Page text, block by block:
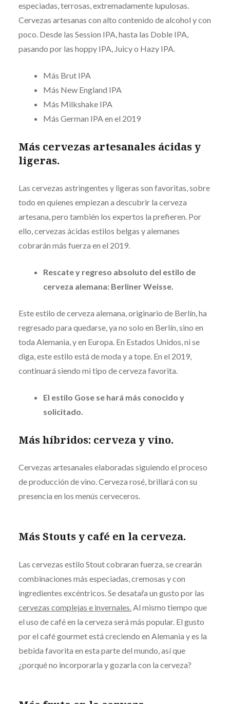
especiadas, terrosas, extremadamente lupulosas.
Cervezas artesanas con alto contenido de alcohol y con
poco. Desde las Session IPA, hasta las Doble IPA,
pasando por las hoppy IPA, Juicy o Hazy IPA.
Más Brut IPA
Más New England IPA
Más Milkshake IPA
Más German IPA en el 2019
Más cervezas artesanales ácidas y
ligeras.
Las cervezas astringentes y ligeras son favoritas, sobre
todo en quienes empiezan a descubrir la cerveza
artesana, pero también los expertos la prefieren. Por
ello, cervezas ácidas estilos belgas y alemanes
cobrarán más fuerza en el 2019.
Rescate y regreso absoluto del estilo de
cerveza alemana: Berliner Weisse.
Este estilo de cerveza alemana, originario de Berlín, ha
regresado para quedarse, ya no solo en Berlín, sino en
toda Alemania, y en Europa. En Estados Unidos, ni se
diga, este estilo está de moda y a tope. En el 2019,
continuará siendo mi tipo de cerveza favorita.
El estilo Gose se hará más conocido y
solicitado.
Más híbridos: cerveza y vino.
Cervezas artesanales elaboradas siguiendo el proceso
de producción de vino. Cerveza rosé, brillará con su
presencia en los menús cerveceros.
Más Stouts y café en la cerveza.
Las cervezas estilo Stout cobraran fuerza, se crearán
combinaciones más especiadas, cremosas y con
ingredientes excéntricos. Se desataŕa un gusto por las
cervezas complejas e invernales. Al mismo tiempo que
el uso de café en la cerveza será más popular. El gusto
por el café gourmet está creciendo en Alemania y es la
bebida favorita en esta parte del mundo, así que
¿porqué no incorporarla y gozarla con la cerveza?